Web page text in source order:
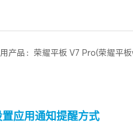
产品：
置应用通知提醒方式